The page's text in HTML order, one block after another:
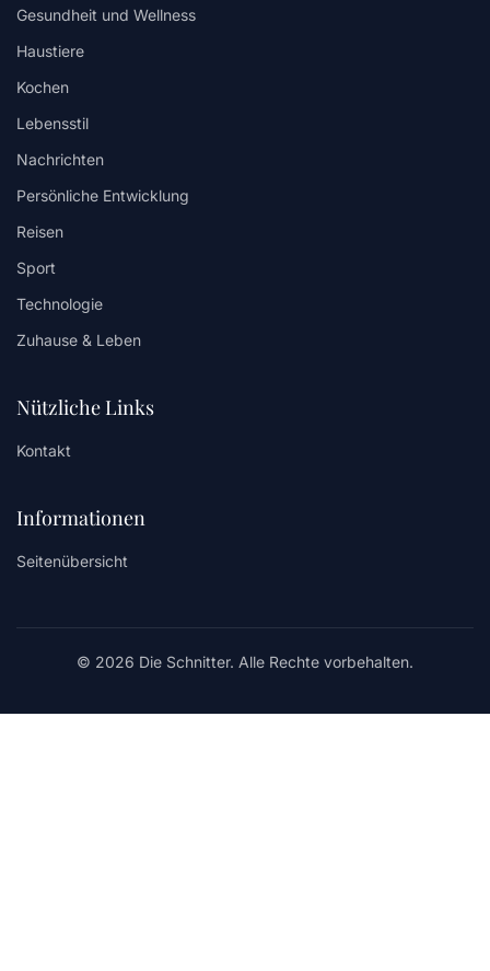
Gesundheit und Wellness
Haustiere
Kochen
Lebensstil
Nachrichten
Persönliche Entwicklung
Reisen
Sport
Technologie
Zuhause & Leben
Nützliche Links
Kontakt
Informationen
Seitenübersicht
© 2026 Die Schnitter. Alle Rechte vorbehalten.